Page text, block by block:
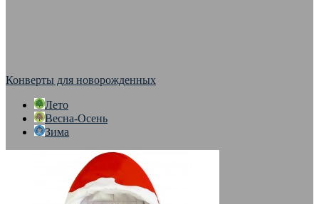
Конверты для новорожденных
Лето
Весна-Осень
Зима